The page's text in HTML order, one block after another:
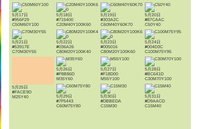
5月17日
#956F29
C50M60Y100
5月18日
#715400
C20M40Y100K60
5月19日
#303A2C
C60M40Y60K70
5月20日
#87CAAC
C50Y40
5月21日
#53917E
C70M30Y55
5月22日
#036A26
C80M20Y100K40
5月23日
#005016
C80M20Y100K60
5月24日
#004D3C
C100M75Y95
5月25日
#FACE9D
M25Y40
5月26日
#F8B86D
M35Y60
5月27日
#F18D00
M55Y100
5月28日
#BC641D
C30M70Y100
5月29日
#7F5443
C60M75Y80
5月30日
#DBBEDA
C15M30
5月31日
#D9AACD
C15M40